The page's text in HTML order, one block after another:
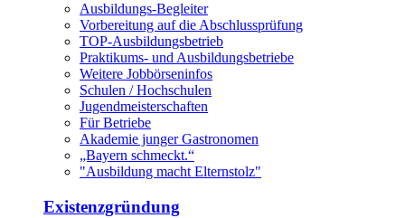
Ausbildungs-Begleiter
Vorbereitung auf die Abschlussprüfung
TOP-Ausbildungsbetrieb
Praktikums- und Ausbildungsbetriebe
Weitere Jobbörseninfos
Schulen / Hochschulen
Jugendmeisterschaften
Für Betriebe
Akademie junger Gastronomen
„Bayern schmeckt.“
"Ausbildung macht Elternstolz"
Existenzgründung